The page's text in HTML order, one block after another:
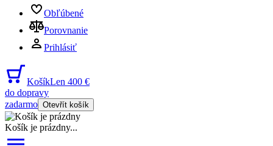
Obľúbené
Porovnanie
Prihlásiť
KošíkLen 400 €
do dopravy
zadarmo Otevřít košík
Košík je prázdny...